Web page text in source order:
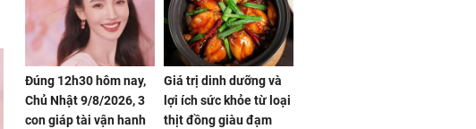
Đúng 12h30 hôm nay,
Chủ Nhật 9/8/2026, 3
con giáp tài vận hanh
Giá trị dinh dưỡng và
lợi ích sức khỏe từ loại
thịt đồng giàu đạm